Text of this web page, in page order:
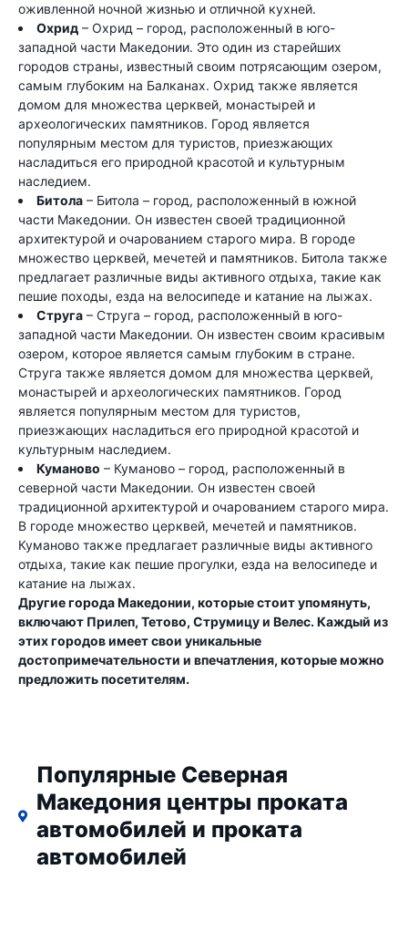
оживленной ночной жизнью и отличной кухней.
Охрид – Охрид – город, расположенный в юго-
западной части Македонии. Это один из старейших
городов страны, известный своим потрясающим озером,
самым глубоким на Балканах. Охрид также является
домом для множества церквей, монастырей и
археологических памятников. Город является
популярным местом для туристов, приезжающих
насладиться его природной красотой и культурным
наследием.
Битола – Битола – город, расположенный в южной
части Македонии. Он известен своей традиционной
архитектурой и очарованием старого мира. В городе
множество церквей, мечетей и памятников. Битола также
предлагает различные виды активного отдыха, такие как
пешие походы, езда на велосипеде и катание на лыжах.
Струга – Струга – город, расположенный в юго-
западной части Македонии. Он известен своим красивым
озером, которое является самым глубоким в стране.
Струга также является домом для множества церквей,
монастырей и археологических памятников. Город
является популярным местом для туристов,
приезжающих насладиться его природной красотой и
культурным наследием.
Куманово – Куманово – город, расположенный в
северной части Македонии. Он известен своей
традиционной архитектурой и очарованием старого мира.
В городе множество церквей, мечетей и памятников.
Куманово также предлагает различные виды активного
отдыха, такие как пешие прогулки, езда на велосипеде и
катание на лыжах.
Другие города Македонии, которые стоит упомянуть,
включают Прилеп, Тетово, Струмицу и Велес. Каждый из
этих городов имеет свои уникальные
достопримечательности и впечатления, которые можно
предложить посетителям.
Популярные Северная
Македония центры проката
автомобилей и проката
автомобилей